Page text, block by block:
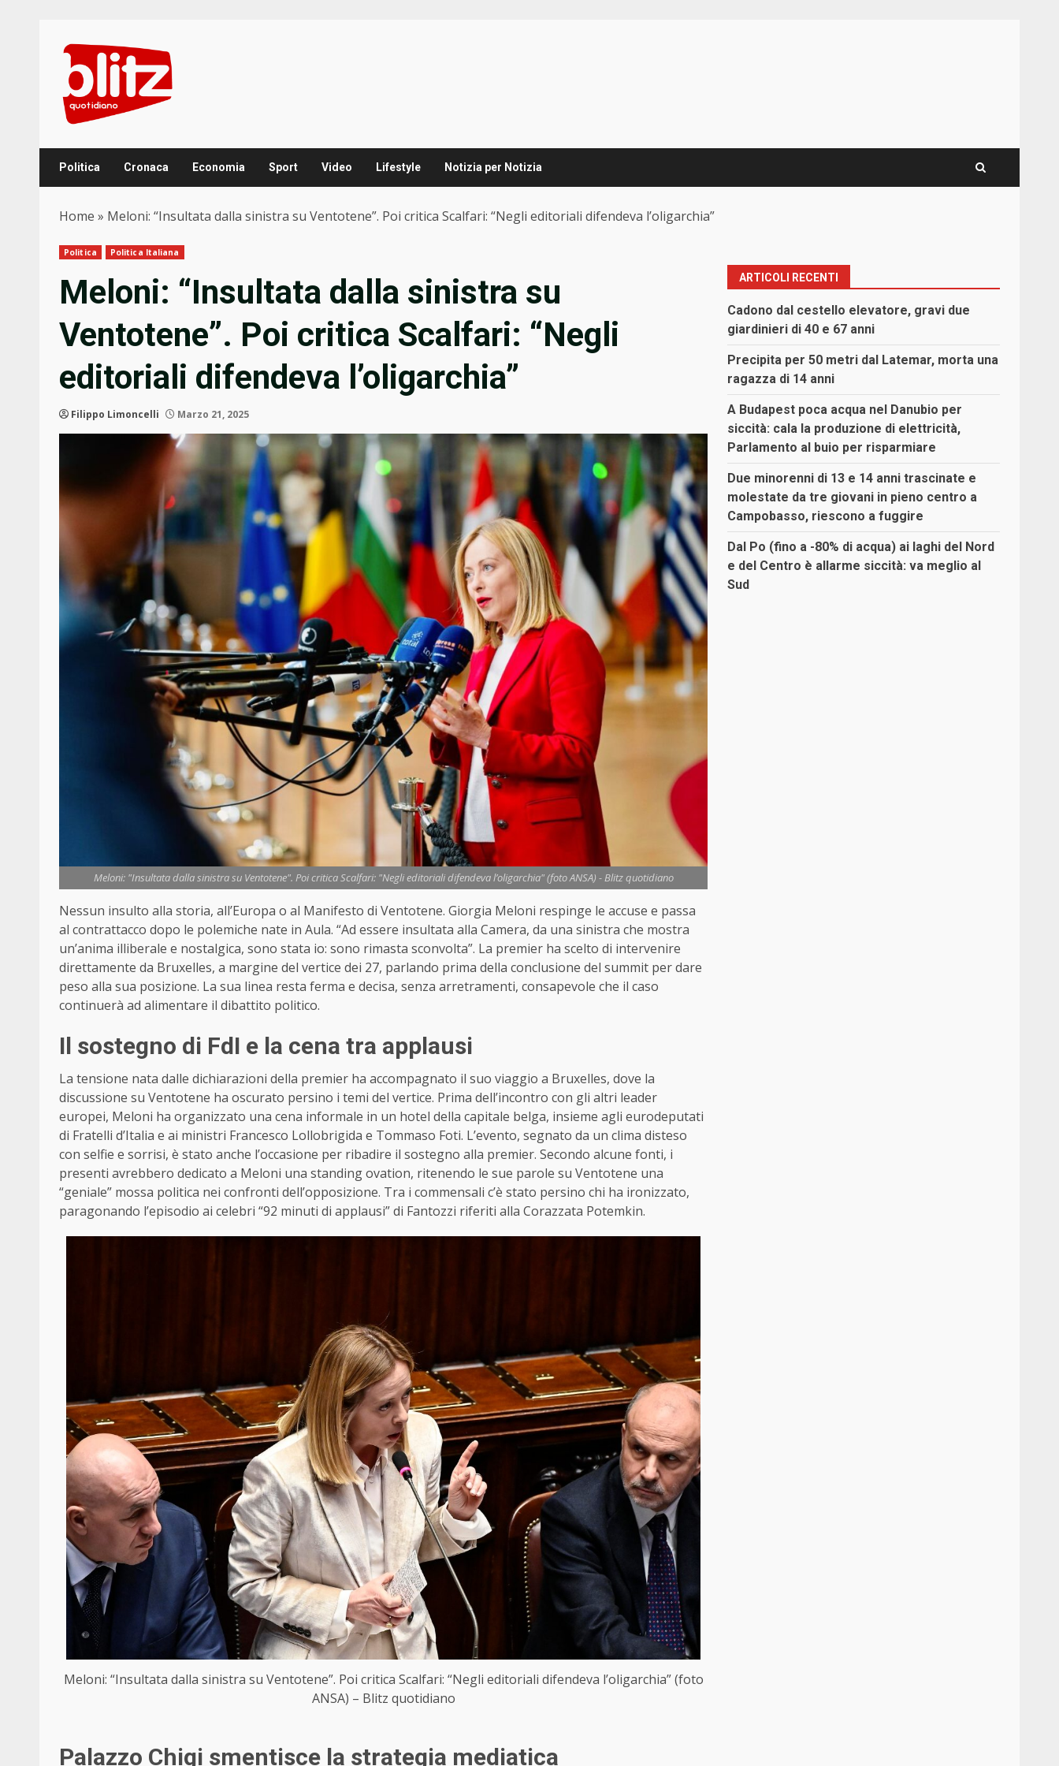
content
Politica Cronaca Economia Sport Video Lifestyle Notizia per Notizia
Home » Meloni: “Insultata dalla sinistra su Ventotene”. Poi critica Scalfari: “Negli editoriali difendeva l’oligarchia”
Politica Politica Italiana
Meloni: “Insultata dalla sinistra su
Ventotene”. Poi critica Scalfari: “Negli
editoriali difendeva l’oligarchia”
Filippo Limoncelli Marzo 21, 2025
Meloni: "Insultata dalla sinistra su Ventotene". Poi critica Scalfari: "Negli editoriali difendeva l’oligarchia" (foto ANSA) - Blitz quotidiano
Nessun insulto alla storia, all’Europa o al Manifesto di Ventotene. Giorgia Meloni respinge le accuse e passa
al contrattacco dopo le polemiche nate in Aula. “Ad essere insultata alla Camera, da una sinistra che mostra
un’anima illiberale e nostalgica, sono stata io: sono rimasta sconvolta”. La premier ha scelto di intervenire
direttamente da Bruxelles, a margine del vertice dei 27, parlando prima della conclusione del summit per dare
peso alla sua posizione. La sua linea resta ferma e decisa, senza arretramenti, consapevole che il caso
continuerà ad alimentare il dibattito politico.
Il sostegno di FdI e la cena tra applausi
La tensione nata dalle dichiarazioni della premier ha accompagnato il suo viaggio a Bruxelles, dove la
discussione su Ventotene ha oscurato persino i temi del vertice. Prima dell’incontro con gli altri leader
europei, Meloni ha organizzato una cena informale in un hotel della capitale belga, insieme agli eurodeputati
di Fratelli d’Italia e ai ministri Francesco Lollobrigida e Tommaso Foti. L’evento, segnato da un clima disteso
con selfie e sorrisi, è stato anche l’occasione per ribadire il sostegno alla premier. Secondo alcune fonti, i
presenti avrebbero dedicato a Meloni una standing ovation, ritenendo le sue parole su Ventotene una
“geniale” mossa politica nei confronti dell’opposizione. Tra i commensali c’è stato persino chi ha ironizzato,
paragonando l’episodio ai celebri “92 minuti di applausi” di Fantozzi riferiti alla Corazzata Potemkin.
Meloni: “Insultata dalla sinistra su Ventotene”. Poi critica Scalfari: “Negli editoriali difendeva l’oligarchia” (foto
ANSA) – Blitz quotidiano
Palazzo Chigi smentisce la strategia mediatica
ARTICOLI RECENTI
Cadono dal cestello elevatore, gravi due
giardinieri di 40 e 67 anni
Precipita per 50 metri dal Latemar, morta una
ragazza di 14 anni
A Budapest poca acqua nel Danubio per
siccità: cala la produzione di elettricità,
Parlamento al buio per risparmiare
Due minorenni di 13 e 14 anni trascinate e
molestate da tre giovani in pieno centro a
Campobasso, riescono a fuggire
Dal Po (fino a -80% di acqua) ai laghi del Nord
e del Centro è allarme siccità: va meglio al
Sud